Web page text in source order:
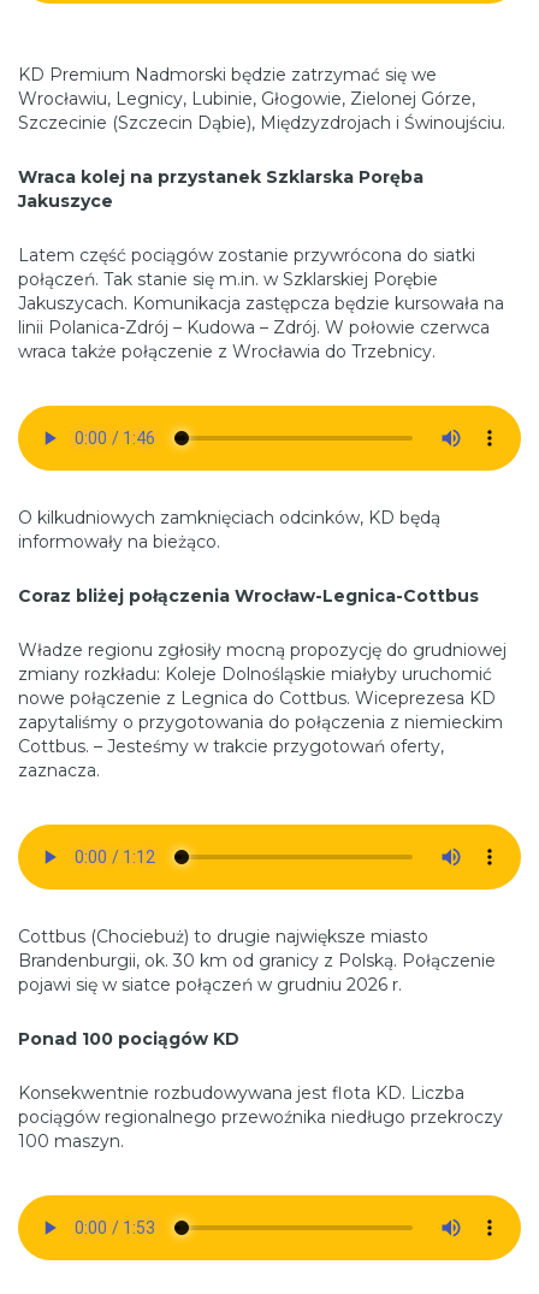
KD Premium Nadmorski będzie zatrzymać się we
Wrocławiu, Legnicy, Lubinie, Głogowie, Zielonej Górze,
Szczecinie (Szczecin Dąbie), Międzyzdrojach i Świnoujściu.
Wraca kolej na przystanek Szklarska Poręba
Jakuszyce
Latem część pociągów zostanie przywrócona do siatki
połączeń. Tak stanie się m.in. w Szklarskiej Porębie
Jakuszycach. Komunikacja zastępcza będzie kursowała na
linii Polanica-Zdrój – Kudowa – Zdrój. W połowie czerwca
wraca także połączenie z Wrocławia do Trzebnicy.
O kilkudniowych zamknięciach odcinków, KD będą
informowały na bieżąco.
Coraz bliżej połączenia Wrocław-Legnica-Cottbus
Władze regionu zgłosiły mocną propozycję do grudniowej
zmiany rozkładu: Koleje Dolnośląskie miałyby uruchomić
nowe połączenie z Legnica do Cottbus. Wiceprezesa KD
zapytaliśmy o przygotowania do połączenia z niemieckim
Cottbus. – Jesteśmy w trakcie przygotowań oferty,
zaznacza.
Cottbus (Chociebuż) to drugie największe miasto
Brandenburgii, ok. 30 km od granicy z Polską. Połączenie
pojawi się w siatce połączeń w grudniu 2026 r.
Ponad 100 pociągów KD
Konsekwentnie rozbudowywana jest flota KD. Liczba
pociągów regionalnego przewoźnika niedługo przekroczy
100 maszyn.